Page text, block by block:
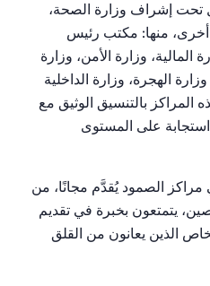
تحت إشراف وزارة الصحة،
أخرى، منها: مكتب رئيس
المالية، وزارة الأمن، وزارة
وزارة الهجرة، وزارة الداخلية
المراكز بالتنسيق الوثيق مع
استجابة على المستوى
مراكز الصمود يُقدَّم مجانًا، من
يتمتعون بخبرة في تقديم
الذين يعانون من القلق